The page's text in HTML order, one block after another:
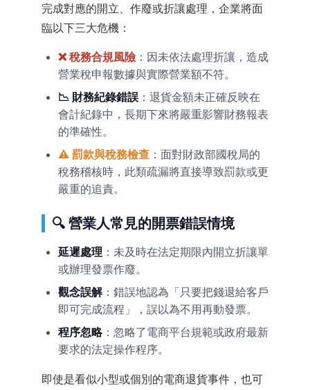
完成對應的開立、作廢或折讓處理，企業將面
臨以下三大危機：
❌ 稅務合規風險 ：因未依法處理折讓，造成
營業稅申報數據與實際營業額不符。
📉 財務紀錄錯誤 ：退貨金額未正確反映在
會計紀錄中，長期下來將嚴重影響財務報表
的準確性。
⚠️ 罰款與稅務檢查 ：面對財政部國稅局的
稅務稽核時，此類疏漏將直接導致罰款或更
嚴重的追責。
🔍 營業人常見的開票錯誤情境
延遲處理 ：未及時在法定期限內開立折讓單
或辦理發票作廢。
觀念誤解：錯誤地認為「只要把錢退給客戶
即可完成流程」，誤以為不用再動發票。
程序忽略：忽略了電商平台規範或政府最新
要求的法定操作程序。
即使是看似小型或個別的電商退貨事件，也可